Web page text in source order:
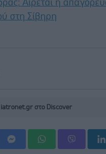
Αίρεται η
στη Σίβηρη
iatronet.gr στο Discover